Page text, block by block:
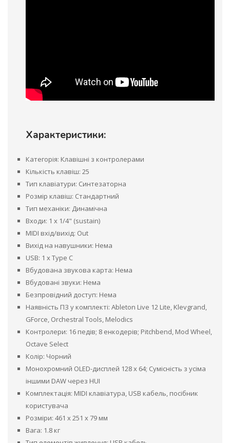
Характеристики:
Категорія: Клавішні з контролерами
Кількість клавіш: 25
Тип клавіатури: Синтезаторна
Розмір клавіш: Стандартний
Тип механіки: Динамічна
Входи: 1 x 1/4" (sustain)
MIDI вхід/вихід: Out
Вихід на навушники: Нема
USB: 1 x Type C
Вбудована звукова карта: Нема
Вбудовані звуки: Нема
Безпровідний доступ: Нема
Наявність ПЗ у комплекті: Ableton Live 12 Lite, Klevgrand,
GForce, Orchestral Tools, Melodics
Контролери: 16 педів; 8 енкодерів; Pitchbend, Mod Wheel,
Octave Select
Колір: Чорний
Монохромний OLED-дисплей 128 x 64; Сумісність з усіма
іншими DAW через HUI
Комплектація: MIDI клавіатура, USB кабель, посібник
користувача
Розміри: 461 x 251 x 79 мм
Вага: 1.8 кг